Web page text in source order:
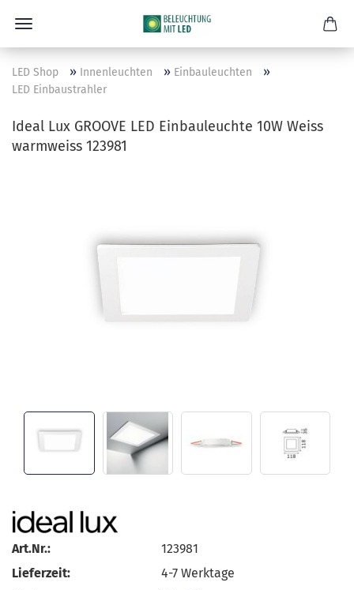
LED Shop » Innenleuchten » Einbauleuchten »
LED Einbaustrahler
Ideal Lux GROOVE LED Einbauleuchte 10W Weiss
warmweiss 123981
Art.Nr.:
123981
Lieferzeit:
4-7 Werktage